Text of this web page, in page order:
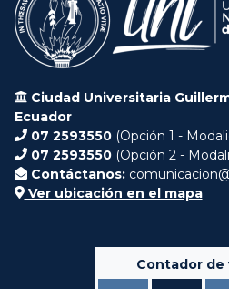
Ciudad Universitaria
Ecuador
07 2593550 (Opción 1 -
07 2593550 (Opción 2 -
Contáctanos:
Ver ubicación en el mapa
Contador de